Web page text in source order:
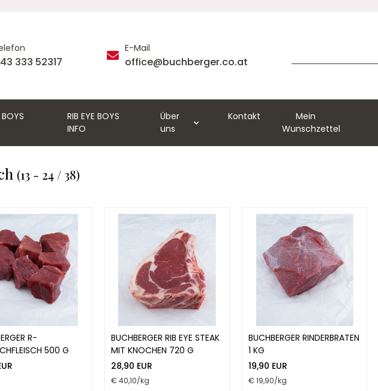
333 52317
E-Mail
office@buchberger.co.at
BOYS
RIB EYE BOYS
INFO
Über
uns
Kontakt
Mein
Wunschzettel
(13 - 24 / 38)
R-
500 G
BUCHBERGER RIB EYE STEAK
MIT KNOCHEN 720 G
28,90 EUR
€ 40,10/kg
BUCHBERGER RINDERBRATEN
1 KG
19,90 EUR
€ 19,90/kg